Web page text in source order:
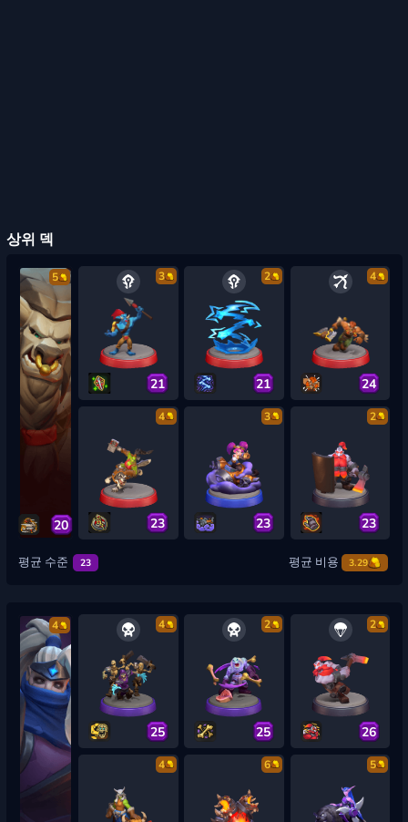
상위 덱
5
20
3
21
2
21
4
24
4
23
3
23
2
23
평균 수준 23 평균 비용 3.29
4 4
25
2
25
2
26
4 6 5